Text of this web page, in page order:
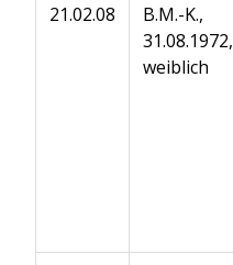
21.02.08
B.M.-K.,
31.08.1972,
weiblich